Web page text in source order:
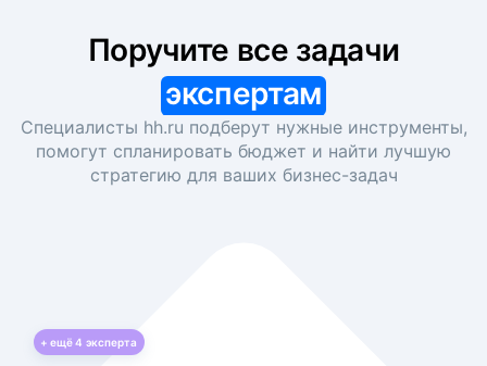
экспертам
Специалисты hh.ru подберут нужные инструменты,
помогут спланировать бюджет и найти лучшую
стратегию для ваших бизнес-задач
+ ещё4 эксперта